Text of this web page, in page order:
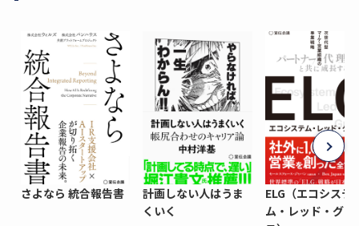
さよなら 統合報告書
計画しない人はうま
くいく
ELG（エコシステ
ム・レッド・グロ